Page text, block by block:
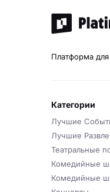
Платформа
категории
Лучшие
Лучшие
Театральные
Комедийные
Комедийные